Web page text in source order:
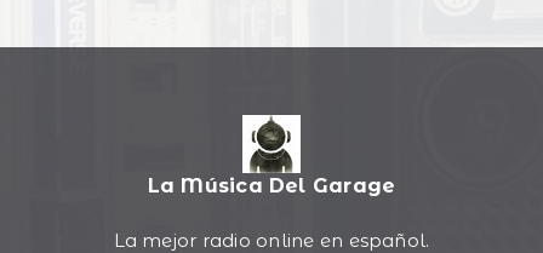
La Música Del Garage
La mejor radio online en español.